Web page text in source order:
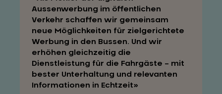
Aussenwerbung im öffentlichen
Verkehr schaffen wir gemeinsam
neue Möglichkeiten für zielgerichtete
Werbung in den Bussen. Und wir
erhöhen gleichzeitig die
Dienstleistung für die Fahrgäste – mit
bester Unterhaltung und relevanten
Informationen in Echtzeit